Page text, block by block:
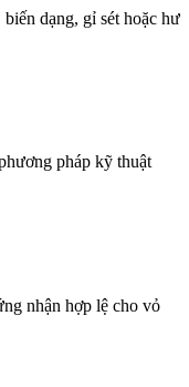
dạng, gỉ sét hoặc hư
pháp kỹ thuật
nhận hợp lệ cho vỏ